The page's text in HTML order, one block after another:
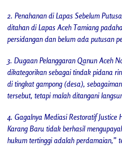
2. Penahanan di Lapas Sebelum
ditahan di Lapas Aceh Tamiang
persidangan dan belum ada putusan
3. Dugaan Pelanggaran Qanun Aceh
dikategorikan sebagai tindak pidana
di tingkat gampong (desa),
tersebut, tetapi malah ditangani
4. Gagalnya Mediasi Restoratif Justice
Karang Baru tidak berhasil
hukum tertinggi adalah perdamaian,”